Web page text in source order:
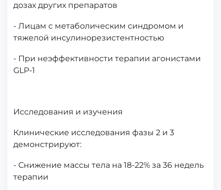
дозах других препаратов
- Лицам с метаболическим синдромом и
тяжелой инсулинорезистентностью
- При неэффективности терапии агонистами
GLP-1
Исследования и изучения
Клинические исследования фазы 2 и 3
демонстрируют:
- Снижение массы тела на 18-22% за 36 недель
терапии